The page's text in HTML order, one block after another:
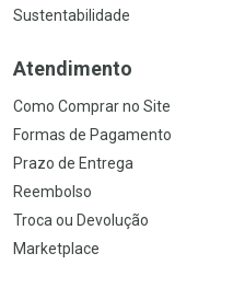
Sustentabilidade
Atendimento
Como Comprar no Site
Formas de Pagamento
Prazo de Entrega
Reembolso
Troca ou Devolução
Marketplace